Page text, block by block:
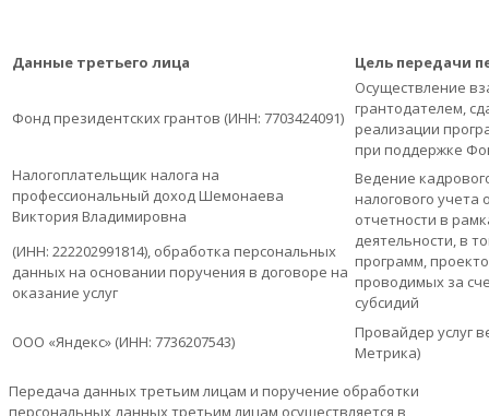
Данные третьего лица Цель передачи
Фонд президентских грантов (ИНН: 7703424091)
Осуществление
грантодателем,
реализации
при поддержке
Налогоплательщик налога на
профессиональный доход Шемонаева
Виктория Владимировна
(ИНН: 222202991814), обработка персональных
данных на основании поручения в договоре на
оказание услуг
Ведение
налогового
отчетности в
деятельности, в
программ,
проводимых за
субсидий
ООО «Яндекс» (ИНН: 7736207543)
Провайдер услуг
Метрика)
Передача данных третьим лицам и поручение обработки
персональных данных третьим лицам осуществляется в